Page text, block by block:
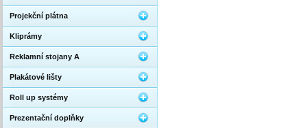
Projekční plátna
Kliprámy
Reklamní stojany A
Plakátové lišty
Roll up systémy
Prezentační doplňky